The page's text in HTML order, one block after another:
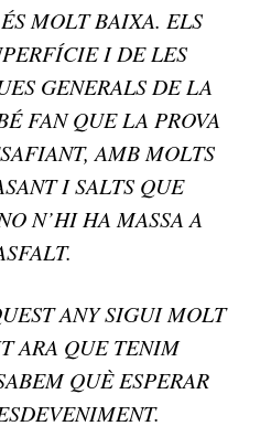
MOLT BAIXA. ELS
I DE LES
GENERALS DE LA
FAN QUE LA PROVA
AMB MOLTS
I SALTS QUE
N’HI HA MASSA A
ANY SIGUI MOLT
ARA QUE TENIM
QUÈ ESPERAR